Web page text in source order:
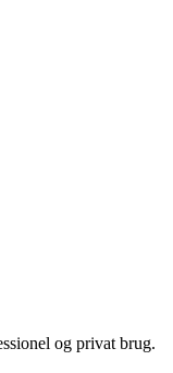
og privat brug.